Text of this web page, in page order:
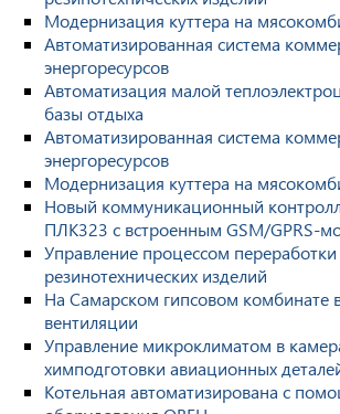
Модернизация куттера на
Автоматизированная система
энергоресурсов
Автоматизация малой
базы отдыха
Автоматизированная система
энергоресурсов
Модернизация куттера на
Новый коммуникационный
ПЛК323 с встроенным GSM/GPRS-
Управление процессом переработки
резинотехнических изделий
На Самарском гипсовом комбинате
вентиляции
Управление микроклиматом в
химподготовки авиационных
Котельная автоматизирована с